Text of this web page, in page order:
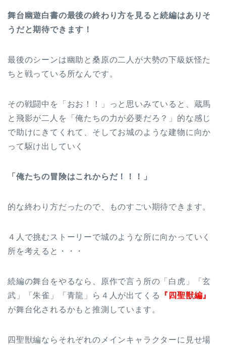
舞台幽遊白書の最後の終わり方を見ると続編はありそ
うだと期待できます！
最後のシーンは幽助と桑原の二人が大勢の下級妖怪た
ちと戦っている所なんです。
その戦闘中を「おお！！」っと思いみていると、蔵馬
と飛影が二人を「俺たちの力が必要だろ？」的な感じ
で助けにきてくれて、そしてお城のような建物に向か
って駆け出していく
「俺たちの冒険はこれからだ！！！」
的な終わり方だったので、ものすごい期待できます。
４人で挑むストーリーで城のような所に向かっていく
所を考えると・・・
続編の舞台をやるなら、原作で言う所の「白虎」「玄
武」「朱雀」「青龍」ら４人が出てくる
『四聖獣編』
が舞台化されるかもと推測しています。
四聖獣編ならそれぞれのメインキャラクターに見せ場